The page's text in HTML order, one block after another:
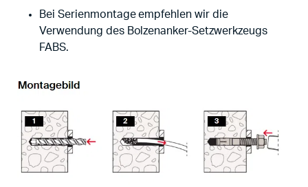
Bei Serienmontage empfehlen wir die
Verwendung des Bolzenanker-Setzwerkzeugs
FABS.